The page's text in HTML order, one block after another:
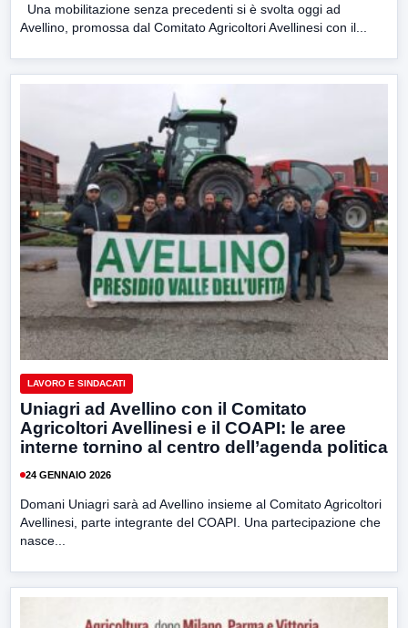
Una mobilitazione senza precedenti si è svolta oggi ad
Avellino, promossa dal Comitato Agricoltori Avellinesi con il...
LAVORO E SINDACATI
Uniagri ad Avellino con il Comitato
Agricoltori Avellinesi e il COAPI: le aree
interne tornino al centro dell’agenda politica
24 GENNAIO 2026
Domani Uniagri sarà ad Avellino insieme al Comitato Agricoltori
Avellinesi, parte integrante del COAPI. Una partecipazione che
nasce...